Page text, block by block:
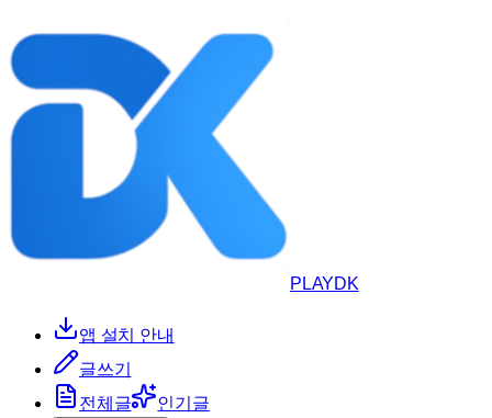
PLAYDK
앱 설치 안내
글쓰기
전체글
인기글